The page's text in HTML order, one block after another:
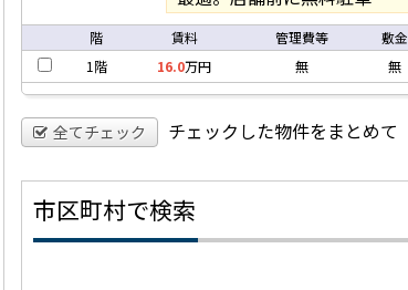
階 賃料 管理費等 敷金
1階
16.0万円 無 無
全てチェック チェックした物件をまとめて
市区町村で検索